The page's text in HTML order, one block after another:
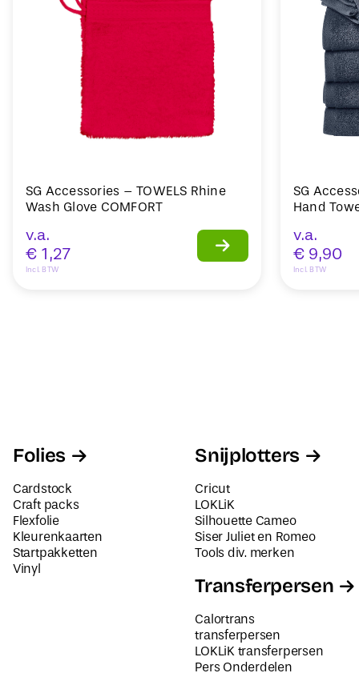
SG Accessories – TOWELS Rhine
Wash Glove COMFORT
v.a.
€ 1,27
Incl. BTW
SG
Hand
v.a.
€ 9,90
Incl. BTW
Folies
Cardstock
Craft packs
Flexfolie
Kleurenkaarten
Startpakketten
Vinyl
Snijplotters
Cricut
LOKLiK
Silhouette Cameo
Siser Juliet en Romeo
Tools div. merken
Transferpersen
Calortrans
transferpersen
LOKLiK transferpersen
Pers Onderdelen